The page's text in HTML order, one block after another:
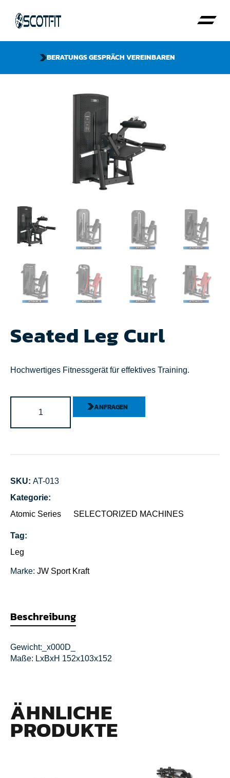
BERATUNGS GESPRÄCH VEREINBAREN
Seated Leg Curl
Hochwertiges Fitnessgerät für effektives Training.
ANFRAGEN
SKU: AT-013
Kategorie:
Atomic Series
SELECTORIZED MACHINES
Tag:
Leg
Marke: JW Sport Kraft
Beschreibung
Gewicht:_x000D_
Maße: LxBxH 152x103x152
ÄHNLICHE
PRODUKTE